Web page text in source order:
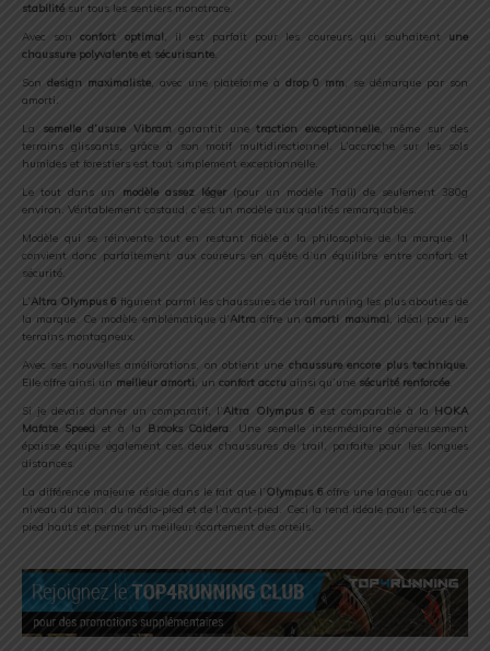
stabilité sur tous les sentiers monotrace.
Avec sonconfort optimal , il est parfait pour les coureurs qui souhaitent une
chaussure polyvalente et sécurisante.
Son design maximaliste, avec une plateforme à drop 0 mm
, se démarque par son
amorti.
La
semelle d’usure Vibram garantit unetraction exceptionnelle, même sur des
terrains glissants, grâce à son motif multidirectionnel. L’accroche sur les sols
humides et forestiers est tout simplement exceptionnelle.
Le tout dans un
modèle assez léger(pour un modèle Trail) de seulement 380g
environ. Véritablement costaud, c’est un modèle aux qualités remarquables.
Modèle qui se réinvente tout en restant fidèle à la philosophie de la marque. Il
convient donc parfaitement aux coureurs en quête d’un équilibre entre confort et
sécurité.
L’Altra Olympus 6 figurent parmi les chaussures de trail running les plus abouties de
la marque. Ce modèle emblématique d’Altra offre unamorti maximal , idéal pour les
terrains montagneux.
Avec ses nouvelles améliorations, on obtient une chaussure encore plus technique.
Elle offre ainsi un meilleur amorti, un confort accru ainsi qu’une sécurité renforcée
Si je devais donner un comparatif, l’Altra Olympus 6 est comparable à la
HOKA
Mafate Speed et à la Brooks Caldera
. Une semelle intermédiaire généreusement
épaisse équipe également ces deux chaussures de trail, parfaite pour les longues
distances.
La différence majeure réside dans le fait que l’Olympus 6 offre une largeur accrue au
niveau du talon, du médio-pied et de l’avant-pied. Ceci la rend idéale pour les cou-de-
pied hauts et permet un meilleur écartement des orteils.